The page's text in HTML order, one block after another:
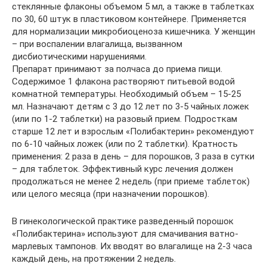
стеклянные флаконы объемом 5 мл, а также в таблетках
по 30, 60 штук в пластиковом контейнере. Применяется
для нормализации микробиоценоза кишечника. У женщин
– при воспалении влагалища, вызванном
дисбиотическими нарушениями.
Препарат принимают за полчаса до приема пищи.
Содержимое 1 флакона растворяют питьевой водой
комнатной температуры. Необходимый объем – 15-25
мл. Назначают детям с 3 до 12 лет по 3-5 чайных ложек
(или по 1-2 таблетки) на разовый прием. Подросткам
старше 12 лет и взрослым «Полибактерин» рекомендуют
по 6-10 чайных ложек (или по 2 таблетки). Кратность
применения: 2 раза в день – для порошков, 3 раза в сутки
– для таблеток. Эффективный курс лечения должен
продолжаться не менее 2 недель (при приеме таблеток)
или целого месяца (при назначении порошков).
В гинекологической практике разведенный порошок
«Полибактерина» используют для смачивания ватно-
марлевых тампонов. Их вводят во влагалище на 2-3 часа
каждый день, на протяжении 2 недель.